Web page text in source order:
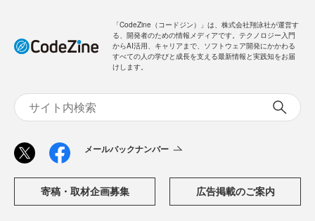
「CodeZine（コードジン）」は、株式会社翔泳社が運営す
る、開発者のための情報メディアです。テクノロジー入門
からAI活用、キャリアまで、ソフトウェア開発にかかわる
すべての人の学びと成長を支える最新情報と実践知をお届
けします。
メールバックナンバー
寄稿・取材企画募集 広告掲載のご案内